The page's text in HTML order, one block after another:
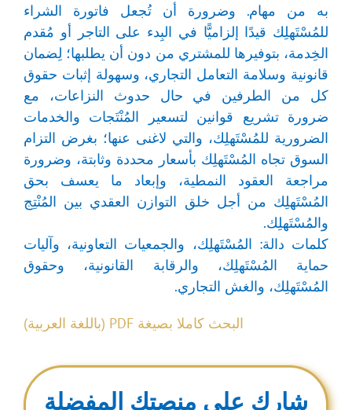
به من مهام. وضرورة أن تُجعل فاتورة الشراء
للمُسْتَهلِك قيدًا إلزاميًّا في البِدء على التاجر أو مُقدم
الخِدمة، بتوفيرها للمشتري من دون أن يطلبها؛ لِضمان
قانونية وسلامة التعامل التجاري، وسهولة إثبات حقوق
كل من الطرفين في حال حدوث النزاعات، مع
ضرورة تشريع قوانين لتسعير المُنْتَجات والخدمات
الضرورية للمُسْتَهلِك، والتي لاغنى عنها؛ بغرض التزام
السوق تجاه المُسْتَهلِك بأسعار محددة وثابتة، وضرورة
مراجعة العقود النمطية، وإبعاد ما يعسف بحق
المُسْتَهلِك من أجل خلق التوازن العقدي بين المُنْتِج
والمُسْتَهلِك.
كلمات دالة: المُسْتَهلِك، والجمعيات التعاونية، وآليات
حماية المُسْتَهلِك، والرقابة القانونية، وحقوق
المُسْتَهلِك، والغش التجاري.
البحث كاملا بصيغة PDF (باللغة العربية)
شارك على منصتك المفضلة